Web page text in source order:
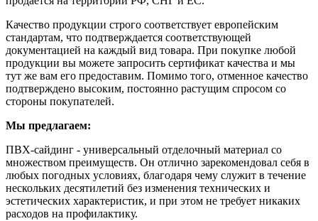
Качество продукции строго соответствует европейским
стандартам, что подтверждается соответствующей
документацией на каждый вид товара. При покупке любой
продукции вы можете запросить сертификат качества и мы
тут же вам его предоставим. Помимо того, отменное качество
подтверждено высоким, постоянно растущим спросом со
стороны покупателей.
Мы предлагаем:
ПВХ-сайдинг - универсальный отделочный материал со
множеством преимуществ. Он отлично зарекомендовал себя в
любых погодных условиях, благодаря чему служит в течение
нескольких десятилетий без изменения технических и
эстетических характеристик, и при этом не требует никаких
расходов на профилактику.